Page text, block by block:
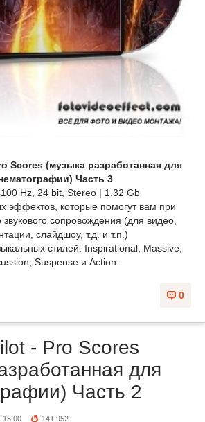
Scores (музыка разработанная для
Часть 3
Hz, 24 bit, Stereo | 1,32 Gb
эффектов, которые помогут вам при
сопровождения (для видео,
слайдшоу, т.д. и т.п.)
стилей: Inspirational, Massive,
Suspense и Action.
0
- Pro Scores
для
Часть 2
15:00 141 952